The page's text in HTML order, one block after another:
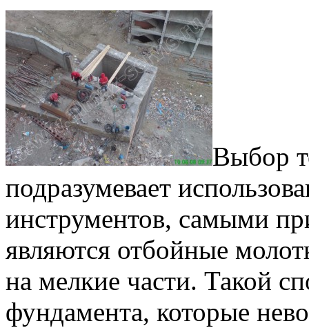
Выбор
подразумевает
инструментов, самыми
являются отбойные
на мелкие части. Такой
фундамента, которые